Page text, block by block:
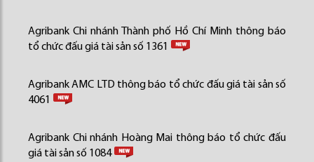
Agribank Chi nhánh Thành phố Hồ Chí Minh thông báo
tổ chức đấu giá tài sản số 1361
Agribank AMC LTD thông báo tổ chức đấu giá tài sản số
4061
Agribank Chi nhánh Hoàng Mai thông báo tổ chức đấu
giá tài sản số 1084